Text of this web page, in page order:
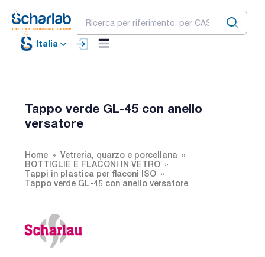
Italia
Tappo verde GL-45 con anello
versatore
Home
Vetreria, quarzo e porcellana
BOTTIGLIE E FLACONI IN VETRO
Tappi in plastica per flaconi ISO
Tappo verde GL-45 con anello versatore